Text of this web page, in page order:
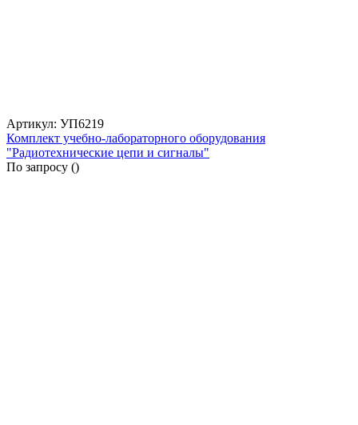
Артикул: УП6219
Комплект учебно-лабораторного оборудования
"Радиотехнические цепи и сигналы"
По запросу ()